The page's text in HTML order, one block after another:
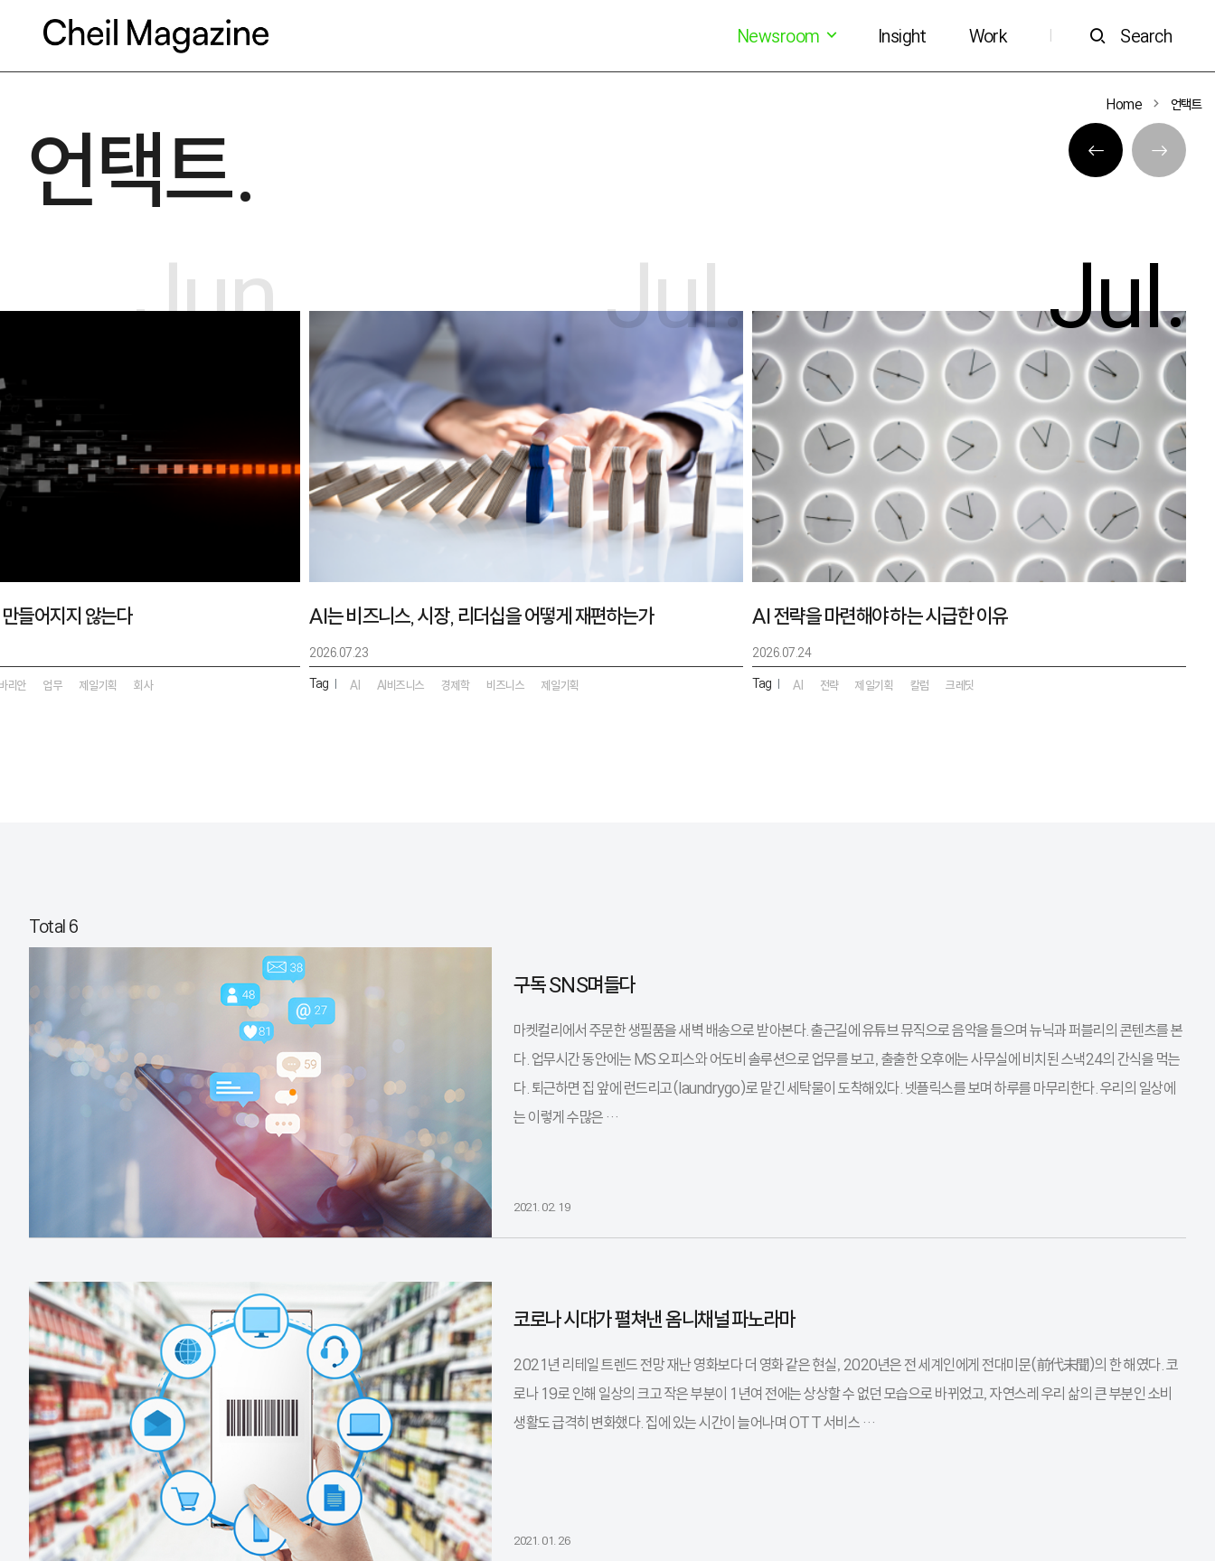
Newsroom Insight Work Search
Home 언택트
언택트.
Jul.
AI 전략을 마련해야 하는 시급한 이유
2026.07.24
Tag | AI 전략 제일기획 칼럼 크레딧
Jul.
AI는 비즈니스, 시장, 리더십을 어떻게 재편하는가
2026.07.23
Tag | AI AI비즈니스 경제학 비즈니스 제일기획
Jun.
들어지지 않는다
리안 업무 제일기획 회사
Total 6
구독 SNS며들다
마켓컬리에서 주문한 생필품을 새벽 배송으로 받아본다. 출근길에 유튜브 뮤직으로 음악을 들으며 뉴닉과 퍼블리의 콘텐츠를 본
다. 업무시간 동안에는 MS 오피스와 어도비 솔루션으로 업무를 보고, 출출한 오후에는 사무실에 비치된 스낵24의 간식을 먹는
다. 퇴근하면 집 앞에 런드리고(laundrygo)로 맡긴 세탁물이 도착해있다. 넷플릭스를 보며 하루를 마무리한다. 우리의 일상에
는 이렇게 수많은 …
2021. 02. 19
코로나 시대가 펼쳐낸 옴니채널 파노라마
2021년 리테일 트렌드 전망 재난 영화보다 더 영화 같은 현실, 2020년은 전 세계인에게 전대미문(前代未聞)의 한 해였다. 코
로나 19로 인해 일상의 크고 작은 부분이 1년여 전에는 상상할 수 없던 모습으로 바뀌었고, 자연스레 우리 삶의 큰 부분인 소비
생활도 급격히 변화했다. 집에 있는 시간이 늘어나며 OTT 서비스 …
2021. 01. 26